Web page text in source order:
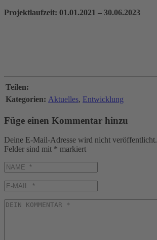
Projektlaufzeit: 01.01.2021 – 30.06.2023
Teilen:
Kategorien: Aktuelles, Entwicklung
Füge einen Kommentar hinzu
Deine E-Mail-Adresse wird nicht veröffentlicht.
Felder sind mit * markiert